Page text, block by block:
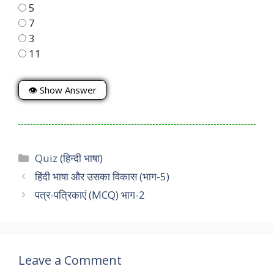
5
7
3
11
👁 Show Answer
Categories
Quiz (हिन्दी भाषा)
हिंदी भाषा और उसका विकास (भाग-5)
पत्र-पत्रिकाएं (MCQ) भाग-2
Leave a Comment